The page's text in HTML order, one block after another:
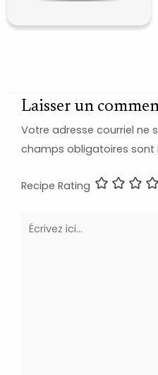
Laisser un
Votre adresse courriel ne
champs obligatoires sont
Recipe Rating
Écrivez